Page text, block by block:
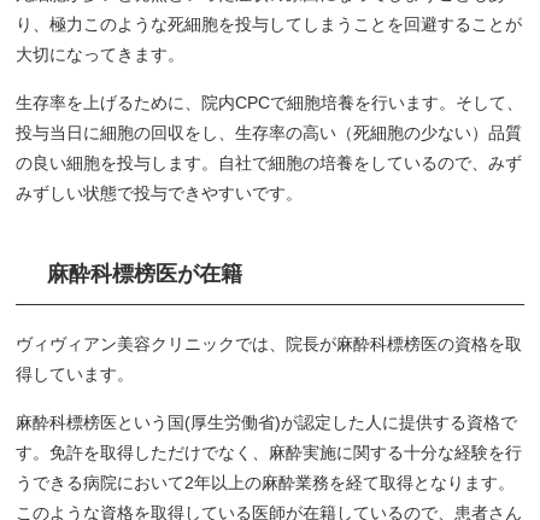
り、極力このような死細胞を投与してしまうことを回避することが
大切になってきます。
生存率を上げるために、院内CPCで細胞培養を行います。そして、
投与当日に細胞の回収をし、生存率の高い（死細胞の少ない）品質
の良い細胞を投与します。自社で細胞の培養をしているので、みず
みずしい状態で投与できやすいです。
麻酔科標榜医が在籍
ヴィヴィアン美容クリニックでは、院長が麻酔科標榜医の資格を取
得しています。
麻酔科標榜医という国(厚生労働省)が認定した人に提供する資格で
す。免許を取得しただけでなく、麻酔実施に関する十分な経験を行
うできる病院において2年以上の麻酔業務を経て取得となります。
このような資格を取得している医師が在籍しているので、患者さん